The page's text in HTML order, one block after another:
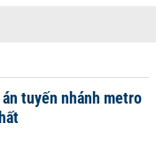
tuyến nhánh metro